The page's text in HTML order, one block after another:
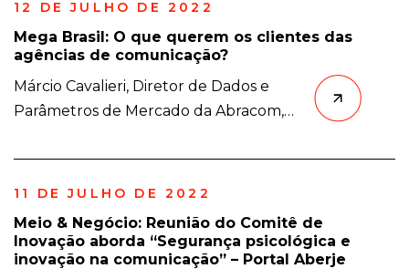
Zebu, da InterCement, líder na
do portal Amigo Construtor. Sob
direção de Soraia Ascari e gerência de
12 DE JULHO DE 2022
Mega Brasil: O que querem os clientes das
agências de comunicação?
Márcio Cavalieri, Diretor de Dados e
Parâmetros de Mercado da Abracom,
Congresso Mega Brasil os resultados da
o Congresso Mega Brasil de
Comunicação, Inovação e Estratégias
11 DE JULHO DE 2022
Meio & Negócio: Reunião do Comitê de
Inovação aborda “Segurança psicológica e
inovação na comunicação” – Portal Aberje